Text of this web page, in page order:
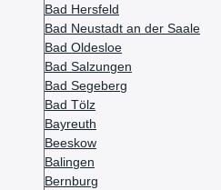
Bad Hersfeld
Bad Neustadt an der Saale
Bad Oldesloe
Bad Salzungen
Bad Segeberg
Bad Tölz
Bayreuth
Beeskow
Balingen
Bernburg